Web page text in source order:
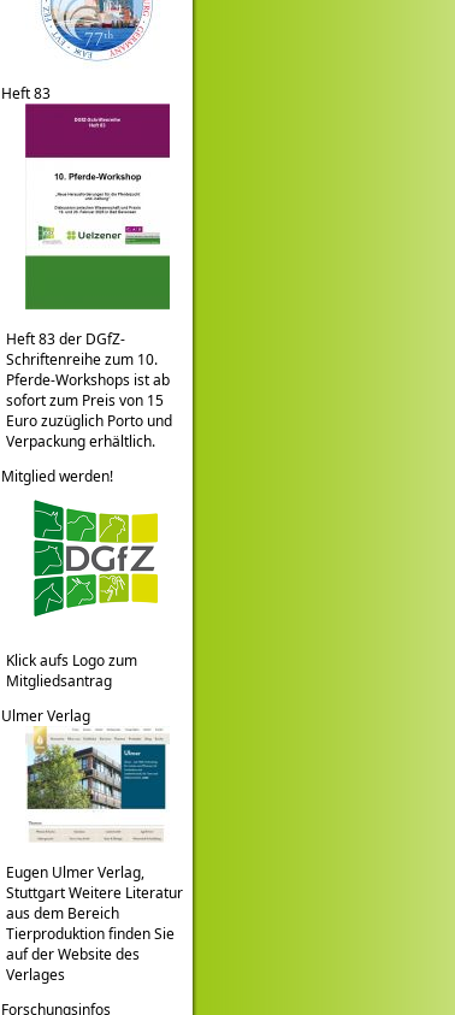
Heft 83
Heft 83 der DGfZ-
Schriftenreihe zum 10.
Pferde-Workshops ist ab
sofort zum Preis von 15
Euro zuzüglich Porto und
Verpackung erhältlich.
Mitglied werden!
Klick aufs Logo zum
Mitgliedsantrag
Ulmer Verlag
Eugen Ulmer Verlag,
Stuttgart Weitere Literatur
aus dem Bereich
Tierproduktion finden Sie
auf der Website des
Verlages
Forschungsinfos